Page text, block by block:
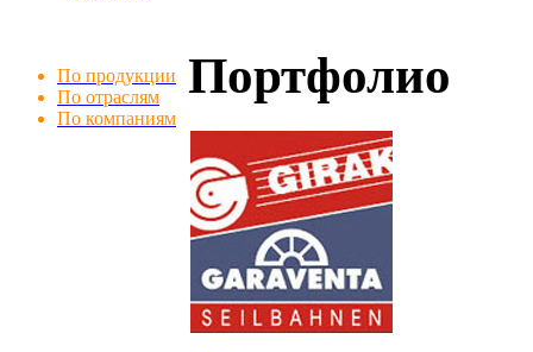
По продукции
По отраслям
По компаниям
Портфолио